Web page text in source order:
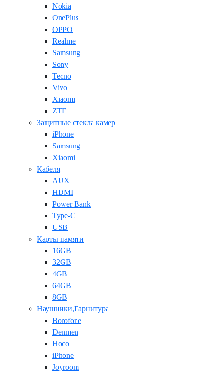
Nokia
OnePlus
OPPO
Realme
Samsung
Sony
Tecno
Vivo
Xiaomi
ZTE
Защитные стекла камер
iPhone
Samsung
Xiaomi
Кабеля
AUX
HDMI
Power Bank
Type-C
USB
Карты памяти
16GB
32GB
4GB
64GB
8GB
Наушники,Гарнитура
Borofone
Denmen
Hoco
iPhone
Joyroom